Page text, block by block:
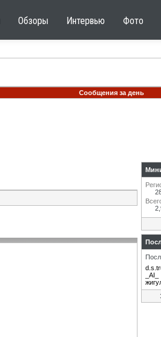
Обзоры Интервью Фото
Сообщения за день
_AI_